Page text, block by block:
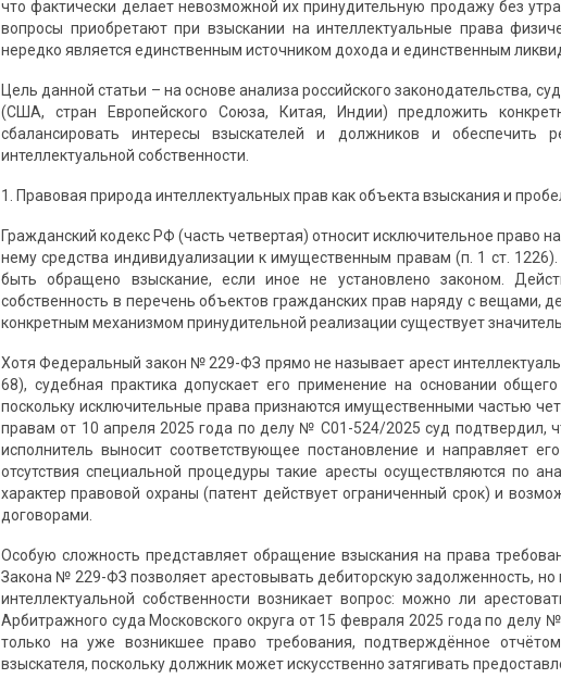
что фактически делает невозможной их принудительную продажу без
вопросы приобретают при взыскании на интеллектуальные права
нередко является единственным источником дохода и единственным
Цель данной статьи – на основе анализа российского законодательства,
(США, стран Европейского Союза, Китая, Индии) предложить
сбалансировать интересы взыскателей и должников и
интеллектуальной собственности.
1. Правовая природа интеллектуальных прав как объекта взыскания и
Гражданский кодекс РФ (часть четвертая) относит исключительное право
нему средства индивидуализации к имущественным правам (п. 1 ст.
быть обращено взыскание, если иное не установлено законом.
собственность в перечень объектов гражданских прав наряду с
конкретным механизмом принудительной реализации существует
Хотя Федеральный закон № 229-ФЗ прямо не называет арест
68), судебная практика допускает его применение на основании
поскольку исключительные права признаются имущественными частью
правам от 10 апреля 2025 года по делу № С01-524/2025 суд подтвердил,
исполнитель выносит соответствующее постановление и направляет
отсутствия специальной процедуры такие аресты осуществляются по
характер правовой охраны (патент действует ограниченный срок) и
договорами.
Особую сложность представляет обращение взыскания на права
Закона № 229-ФЗ позволяет арестовывать дебиторскую задолженность,
интеллектуальной собственности возникает вопрос: можно ли
Арбитражного суда Московского округа от 15 февраля 2025 года по
только на уже возникшее право требования, подтверждённое
взыскателя, поскольку должник может искусственно затягивать